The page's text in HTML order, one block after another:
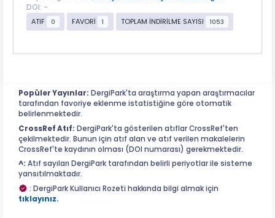
DOI: -
ATIF
0 FAVORİ 1 TOPLAM İNDİRİLME SAYISI 1053
Popüler Yayınlar: DergiPark'ta araştırma yapan araştırmacılar
tarafından favoriye eklenme istatistiğine göre otomatik
belirlenmektedir.
CrossRef Atıf: DergiPark'ta gösterilen atıflar CrossRef'ten
çekilmektedir. Bunun için atıf alan ve atıf verilen makalelerin
CrossRef'te kaydının olması (DOI numarası) gerekmektedir.
^: Atıf sayıları DergiPark tarafından belirli periyotlar ile sisteme
yansıtılmaktadır.
: DergiPark Kullanıcı Rozeti hakkında bilgi almak için
tıklayınız.